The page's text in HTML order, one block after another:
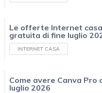
Le offerte Internet
gratuita di fine luglio
INTERNET CASA
Come avere Canva Pro
luglio 2026